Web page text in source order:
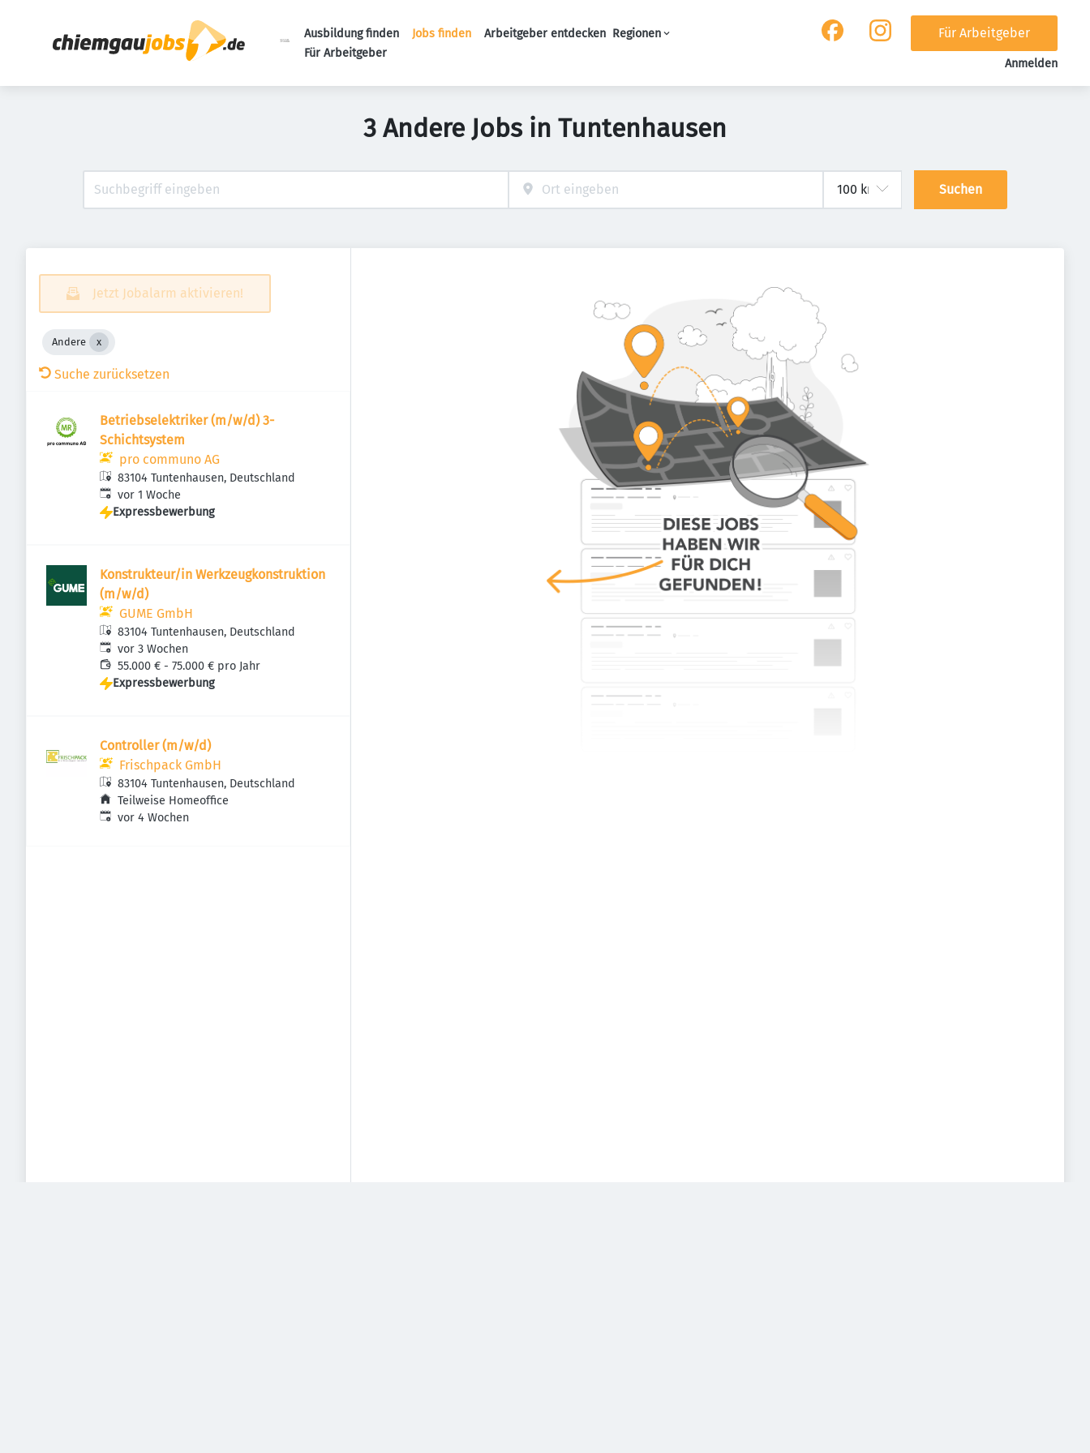
Ausbildung finden Jobs finden Arbeitgeber entdecken Regionen
Für Arbeitgeber
Für Arbeitgeber
Anmelden
3 Andere Jobs in Tuntenhausen
Suchen
Jetzt Jobalarm aktivieren!
Andere
Suche zurücksetzen
Betriebselektriker (m/w/d) 3-
Schichtsystem
pro communo AG
83104 Tuntenhausen, Deutschland
Veröffentlicht:
vor 1 Woche
Expressbewerbung
Konstrukteur/in Werkzeugkonstruktion
(m/w/d)
GUME GmbH
83104 Tuntenhausen, Deutschland
Veröffentlicht:
vor 3 Wochen
55.000 € - 75.000 € pro Jahr
Expressbewerbung
Controller (m/w/d)
Frischpack GmbH
83104 Tuntenhausen, Deutschland
Teilweise Homeoffice
Veröffentlicht:
vor 4 Wochen